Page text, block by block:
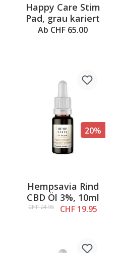
Happy Care Stim
Pad, grau kariert
Ab CHF 65.00
20%
Hempsavia Rind
CBD Öl 3%, 10ml
CHF 24.95 CHF 19.95